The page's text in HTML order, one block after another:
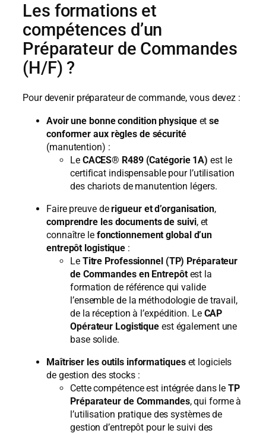
Les formations et
compétences d’un
Préparateur de Commandes
(H/F) ?
Pour devenir préparateur de commande, vous devez :
Avoir une bonne condition physiqueetse
conformer aux règles de sécurité
(manutention) :
Le CACES® R489 (Catégorie 1A) est le
certificat indispensable pour l’utilisation
des chariots de manutention légers.
Faire preuve derigueur et d’organisation,
comprendre les documents de suivi, et
connaître le fonctionnement global d’un
entrepôt logistique :
Le Titre Professionnel (TP) Préparateur
de Commandes en Entrepôtest la
formation de référence qui valide
l’ensemble de la méthodologie de travail,
de la réception à l’expédition. Le CAP
Opérateur Logistique est également une
base solide.
Maîtriser les outils informatiqueset logiciels
de gestion des stocks :
Cette compétence est intégrée dans leTP
Préparateur de Commandes, qui forme à
l’utilisation pratique des systèmes de
gestion d’entrepôt pour le suivi des